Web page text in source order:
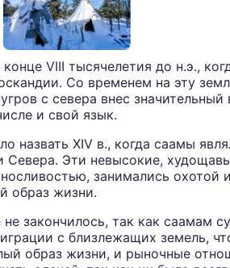
VIII тысячелетия до н.э.,
Со временем на эту
с севера внес значительный
и свой язык.
назвать XIV в., когда саамы
Севера. Эти невысокие,
занимались охотой и
образ жизни.
закончилось, так как саамам
с близлежащих земель,
образ жизни, и рыночные